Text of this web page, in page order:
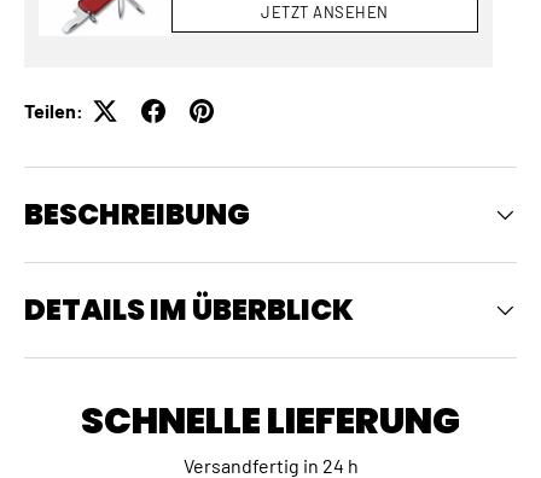
JETZT ANSEHEN
Teilen:
BESCHREIBUNG
DETAILS IM ÜBERBLICK
SCHNELLE LIEFERUNG
Versandfertig in 24 h